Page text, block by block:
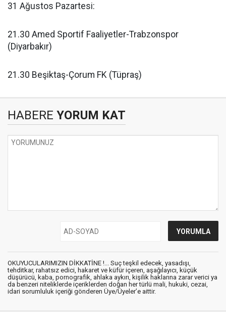
31 Ağustos Pazartesi:
21.30 Amed Sportif Faaliyetler-Trabzonspor
(Diyarbakır)
21.30 Beşiktaş-Çorum FK (Tüpraş)
HABERE YORUM KAT
OKUYUCULARIMIZIN DİKKATİNE !... Suç teşkil edecek, yasadışı,
tehditkar, rahatsız edici, hakaret ve küfür içeren, aşağılayıcı, küçük
düşürücü, kaba, pornografik, ahlaka aykırı, kişilik haklarına zarar verici ya
da benzeri niteliklerde içeriklerden doğan her türlü mali, hukuki, cezai,
idari sorumluluk içeriği gönderen Üye/Üyeler’e aittir.